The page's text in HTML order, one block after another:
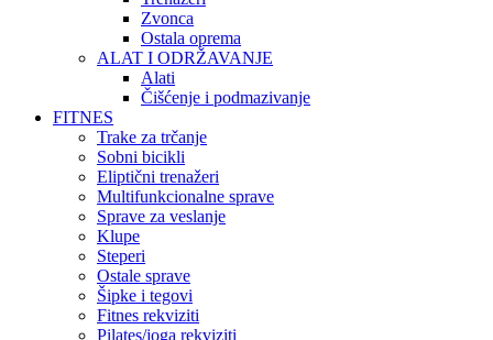
Zvonca
Ostala oprema
ALAT I ODRŽAVANJE
Alati
Čišćenje i podmazivanje
FITNES
Trake za trčanje
Sobni bicikli
Eliptični trenažeri
Multifunkcionalne sprave
Sprave za veslanje
Klupe
Steperi
Ostale sprave
Šipke i tegovi
Fitnes rekviziti
Pilates/joga rekviziti